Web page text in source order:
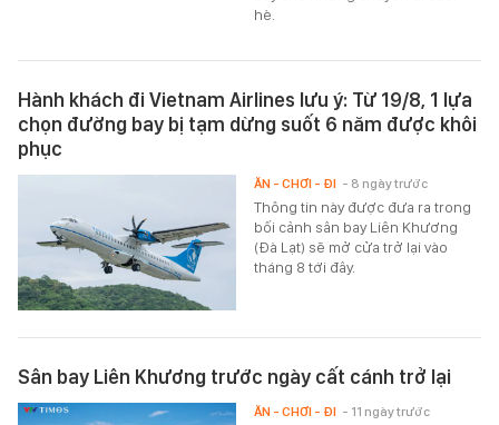
hè.
Hành khách đi Vietnam Airlines lưu ý: Từ 19/8, 1 lựa
chọn đường bay bị tạm dừng suốt 6 năm được khôi
phục
Thông tin này được đưa ra trong
bối cảnh sân bay Liên Khương
(Đà Lạt) sẽ mở cửa trở lại vào
tháng 8 tới đây.
ĂN - CHƠI - ĐI - 8 ngày trước
Sân bay Liên Khương trước ngày cất cánh trở lại
ĂN - CHƠI - ĐI - 11 ngày trước